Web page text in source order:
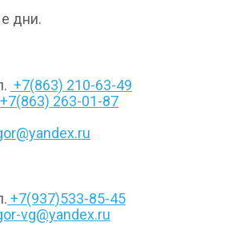
дни.
+7(863) 210-63-49
+7(863) 263-01-87
+7(937)533-85-45
vg@yandex.ru